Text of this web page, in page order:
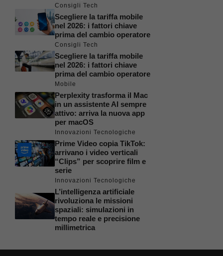
Consigli Tech
Scegliere la tariffa mobile
nel 2026: i fattori chiave
prima del cambio operatore
Consigli Tech
Scegliere la tariffa mobile
nel 2026: i fattori chiave
prima del cambio operatore
Mobile
Perplexity trasforma il Mac
in un assistente AI sempre
attivo: arriva la nuova app
per macOS
Innovazioni Tecnologiche
Prime Video copia TikTok:
arrivano i video verticali
“Clips” per scoprire film e
serie
Innovazioni Tecnologiche
L’intelligenza artificiale
rivoluziona le missioni
spaziali: simulazioni in
tempo reale e precisione
millimetrica